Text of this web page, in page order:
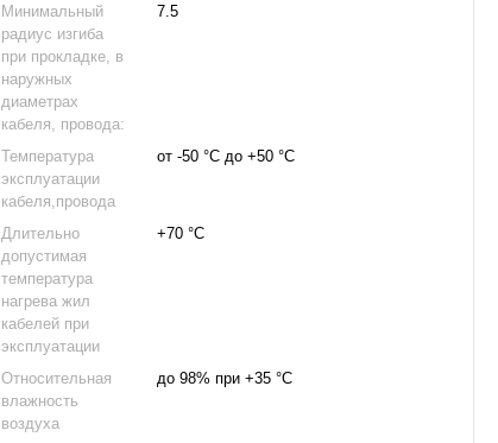
Минимальный
радиус изгиба
при прокладке, в
наружных
диаметрах
кабеля, провода:
7.5
Температура
эксплуатации
кабеля,провода
от -50 °С до +50 °С
Длительно
допустимая
температура
нагрева жил
кабелей при
эксплуатации
+70 °С
Относительная
влажность
воздуха
до 98% при +35 °С